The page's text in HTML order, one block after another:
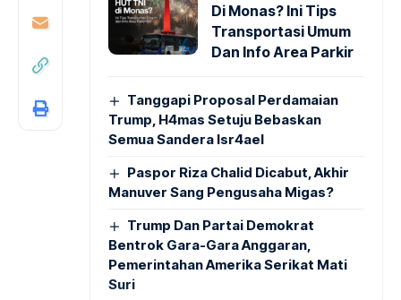
Di Monas? Ini Tips
Transportasi Umum
Dan Info Area Parkir
Tanggapi Proposal Perdamaian
Trump, H4mas Setuju Bebaskan
Semua Sandera Isr4ael
Paspor Riza Chalid Dicabut, Akhir
Manuver Sang Pengusaha Migas?
Trump Dan Partai Demokrat
Bentrok Gara-Gara Anggaran,
Pemerintahan Amerika Serikat Mati
Suri